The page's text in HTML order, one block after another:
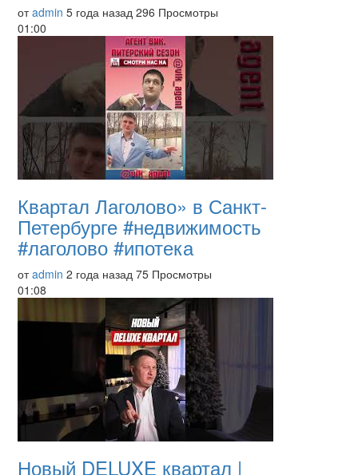
отadmin 5 года назад 296 Просмотры
01:00
Квартал Лаголово» в Санкт-
Петербурге #недвижимость
#лаголово #ипотека
отadmin 2 года назад 75 Просмотры
01:08
Новый DELUXE квартал |